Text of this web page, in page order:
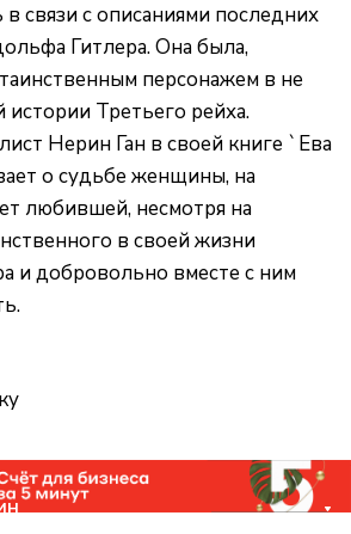
связи с описаниями последних
Гитлера. Она была,
персонажем в не
истории Третьего рейха.
Нерин Ган в своей книге `Ева
о судьбе женщины, на
любившей, несмотря на
в своей жизни
и добровольно вместе с ним